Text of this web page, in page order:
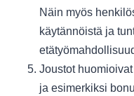
Näin myös
käytännöistä ja
Joustot
ja esimerkiksi